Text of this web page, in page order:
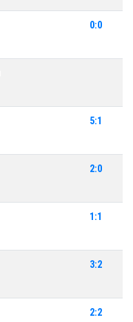
0:0
5:1
2:0
1:1
3:2
2:2